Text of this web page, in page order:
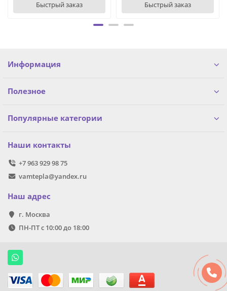
Быстрый заказ Быстрый заказ
Информация
Полезное
Популярные категории
Наши контакты
+7 963 929 98 75
vamtepla@yandex.ru
Наш адрес
г. Москва
ПН-ПТ с 10:00 до 18:00